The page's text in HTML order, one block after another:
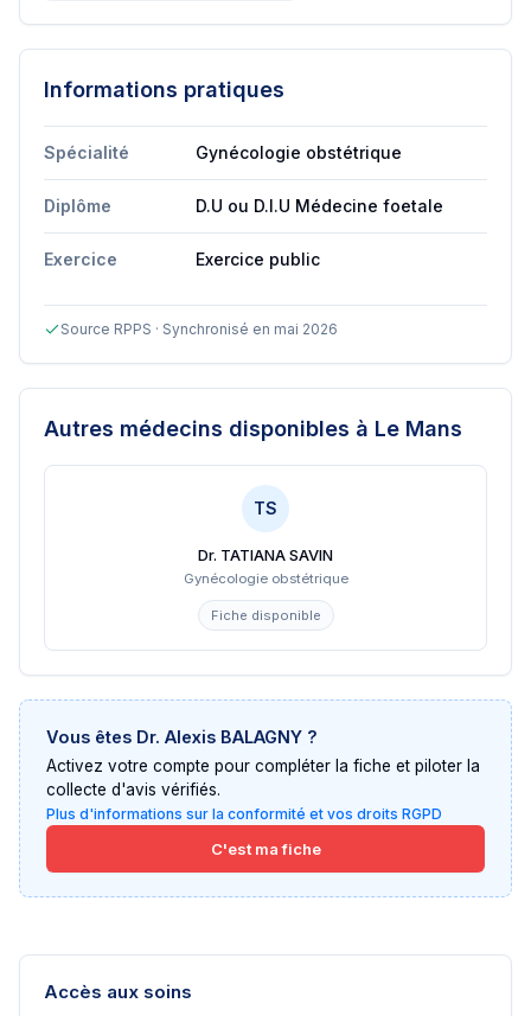
Informations pratiques
Spécialité Gynécologie obstétrique
Diplôme D.U ou D.I.U Médecine foetale
Exercice Exercice public
Source RPPS · Synchronisé en mai 2026
Autres médecins disponibles à Le Mans
TS
Dr. TATIANA SAVIN
Gynécologie obstétrique
Fiche disponible
Vous êtes Dr. Alexis BALAGNY ?
Activez votre compte pour compléter la fiche et piloter la
collecte d'avis vérifiés.
Plus d'informations sur la conformité et vos droits RGPD
C'est ma fiche
Accès aux soins